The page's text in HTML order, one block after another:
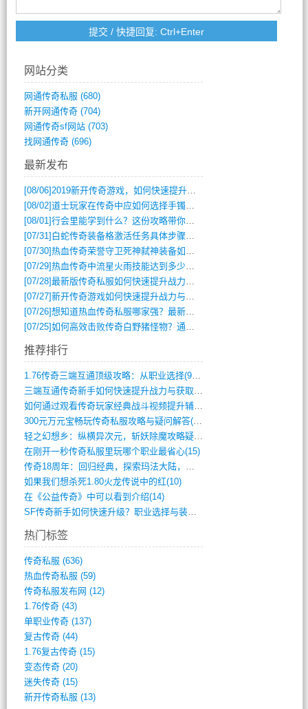
网站分类
网通传奇私服 (680)
新开网通传奇(704)
网通传奇sf网站(703)
找网通传奇(696)
最新发布
[08/06]2019新开传奇游戏，如何快速提升角色等级？
[08/02]道士玩家在传奇中应如何选择手镯装备？
[08/01]行会里能学到什么？这份攻略带你全掌握
[07/31] 白蛇传奇装备格激活任务具体步骤是什么？如何完成？
[07/30]热血传奇荣誉守卫死神弑神装备如何获取与佩戴攻略？
[07/29]热血传奇中流星火雨技能达到多少级可以开始练装备？
[07/28]最新版传奇私服如何快速提升战力与获取稀有装备？
[07/27]新开传奇游戏如何快速提升战力与获取稀有装备？
[07/26]想知道热血传奇私服哪家强？最新排行榜攻略全解析
[07/25]如何高效击败传奇白野猪怪物？通关技巧全解析
推荐排行
1.76传奇三端互通顶级攻略：从职业选择(972)
三端互通传奇新手如何快速提升战力与获取稀(379)
如何通过观看传奇玩家经典战斗视频提升辅助(661)
300元万元宝畅玩传奇私服攻略与疑问解答(828)
轻之幻想乡：纵横异次元，斩妖除魔攻略疑云(404)
在刚开一秒传奇私服里玩哪个职业最省心(15)
传奇18周年：回归经典，探索玛法大陆，寻(798)
如果我们想杀死1.80火龙传说中的红(10)
在《公益传奇》中可以看到介绍(14)
SF传奇新手如何快速升级？职业选择与装备(711)
热门标签
传奇私服 (636)
热血传奇私服 (59)
传奇私服发布网 (12)
1.76传奇(43)
单职业传奇(137)
复古传奇(44)
1.76复古传奇(15)
变态传奇(20)
迷失传奇(15)
新开传奇私服 (13)